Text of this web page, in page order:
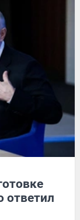
ответил